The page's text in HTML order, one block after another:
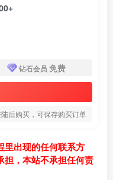
钻石会员 免费
后购买，可保存购买订单
里出现的任何联系方
担，本站不承担任何责